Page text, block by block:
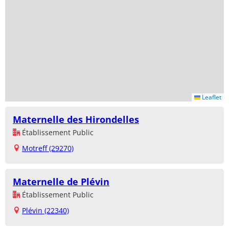
Leaflet
Maternelle des Hirondelles
Établissement Public
Motreff (29270)
Maternelle de Plévin
Établissement Public
Plévin (22340)